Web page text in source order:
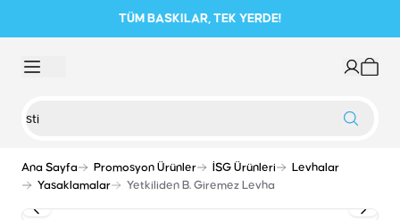
TÜM BASKILAR, TEK YERDE!
Ana Sayfa Promosyon Ürünler İSG Ürünleri
Levhalar
Yasaklamalar
Yetkiliden B. Giremez Levha